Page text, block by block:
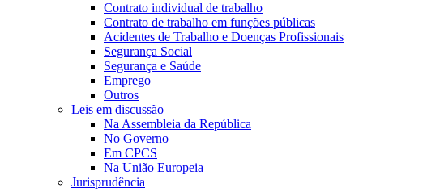
Contrato individual de trabalho
Contrato de trabalho em funções públicas
Acidentes de Trabalho e Doenças Profissionais
Segurança Social
Segurança e Saúde
Emprego
Outros
Leis em discussão
Na Assembleia da República
No Governo
Em CPCS
Na União Europeia
Jurisprudência